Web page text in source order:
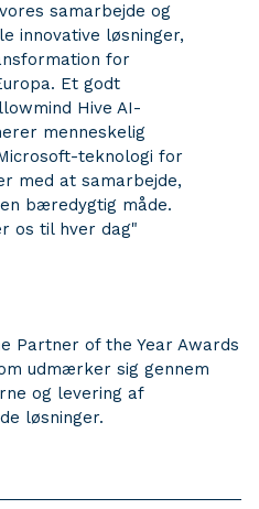
samarbejde og
innovative løsninger,
for
Et godt
Hive AI-
menneskelig
teknologi for
med at samarbejde,
bæredygtig måde.
os til hver dag"
Partner of the Year Awards
udmærker sig gennem
og levering af
løsninger.